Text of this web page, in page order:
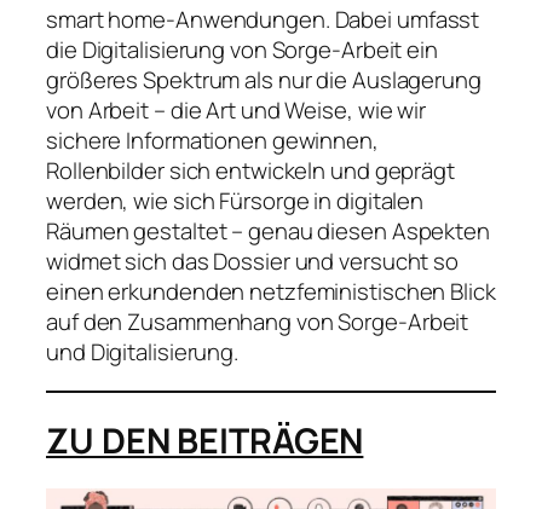
smart home-Anwendungen. Dabei umfasst
die Digitalisierung von Sorge-Arbeit ein
größeres Spektrum als nur die Auslagerung
von Arbeit – die Art und Weise, wie wir
sichere Informationen gewinnen,
Rollenbilder sich entwickeln und geprägt
werden, wie sich Fürsorge in digitalen
Räumen gestaltet – genau diesen Aspekten
widmet sich das Dossier und versucht so
einen erkundenden netzfeministischen Blick
auf den Zusammenhang von Sorge-Arbeit
und Digitalisierung.
ZU DEN BEITRÄGEN